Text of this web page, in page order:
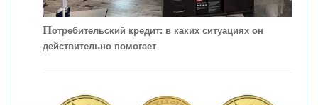
Скорость - один из главных трендов в
кредитовании бизнеса - «Интервью»
Потребительский кредит: в каких ситуациях он
действительно помогает